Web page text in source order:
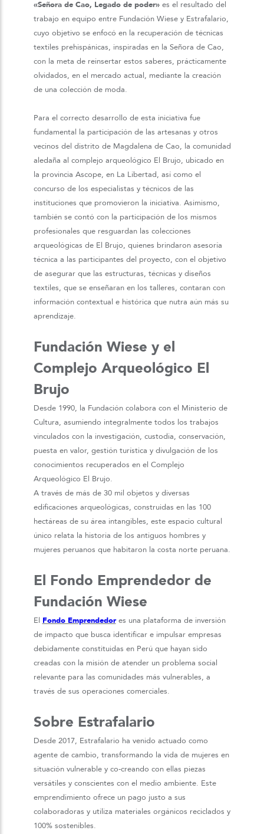
«Señora de Cao, Legado de poder»es el resultado del
trabajo en equipo entre Fundación Wiese y Estrafalario,
cuyo objetivo se enfocó en la recuperación de técnicas
textiles prehispánicas, inspiradas en la Señora de Cao,
con la meta de reinsertar estos saberes, prácticamente
olvidados, en el mercado actual, mediante la creación
de una colección de moda.
Para el correcto desarrollo de esta iniciativa fue
fundamental la participación de las artesanas y otros
vecinos del distrito de Magdalena de Cao, la comunidad
aledaña al complejo arqueológico El Brujo, ubicado en
la provincia Ascope, en La Libertad, así como el
concurso de los especialistas y técnicos de las
instituciones que promovieron la iniciativa. Asimismo,
también se contó con la participación de los mismos
profesionales que resguardan las colecciones
arqueológicas de El Brujo, quienes brindaron asesoría
técnica a las participantes del proyecto, con el objetivo
de asegurar que las estructuras, técnicas y diseños
textiles, que se enseñaran en los talleres, contaran con
información contextual e histórica que nutra aún más su
aprendizaje.
Fundación Wiese y el
Complejo Arqueológico El
Brujo
Desde 1990, la Fundación colabora con el Ministerio de
Cultura, asumiendo integralmente todos los trabajos
vinculados con la investigación, custodia, conservación,
puesta en valor, gestión turística y divulgación de los
conocimientos recuperados en el Complejo
Arqueológico El Brujo.
A través de más de 30 mil objetos y diversas
edificaciones arqueológicas, construidas en las 100
hectáreas de su área intangibles, este espacio cultural
único relata la historia de los antiguos hombres y
mujeres peruanos que habitaron la costa norte peruana.
El Fondo Emprendedor de
Fundación Wiese
El Fondo Emprendedores una plataforma de inversión
de impacto que busca identificar e impulsar empresas
debidamente constituidas en Perú que hayan sido
creadas con la misión de atender un problema social
relevante para las comunidades más vulnerables, a
través de sus operaciones comerciales.
Sobre Estrafalario
Desde 2017, Estrafalario ha venido actuado como
agente de cambio, transformando la vida de mujeres en
situación vulnerable y co-creando con ellas piezas
versátiles y conscientes con el medio ambiente. Este
emprendimiento ofrece un pago justo a sus
colaboradoras y utiliza materiales orgánicos reciclados y
100% sostenibles.